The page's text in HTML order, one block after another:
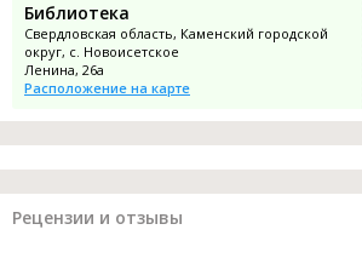
Библиотека
Свердловская область, Каменский городской
округ, с. Новоисетское
Ленина, 26а
Расположение на карте
Рецензии и отзывы